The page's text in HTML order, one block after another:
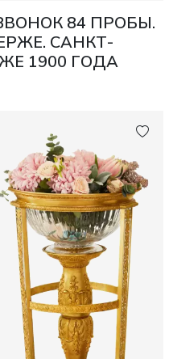
84 ПРОБЫ.
САНКТ-
1900 ГОДА